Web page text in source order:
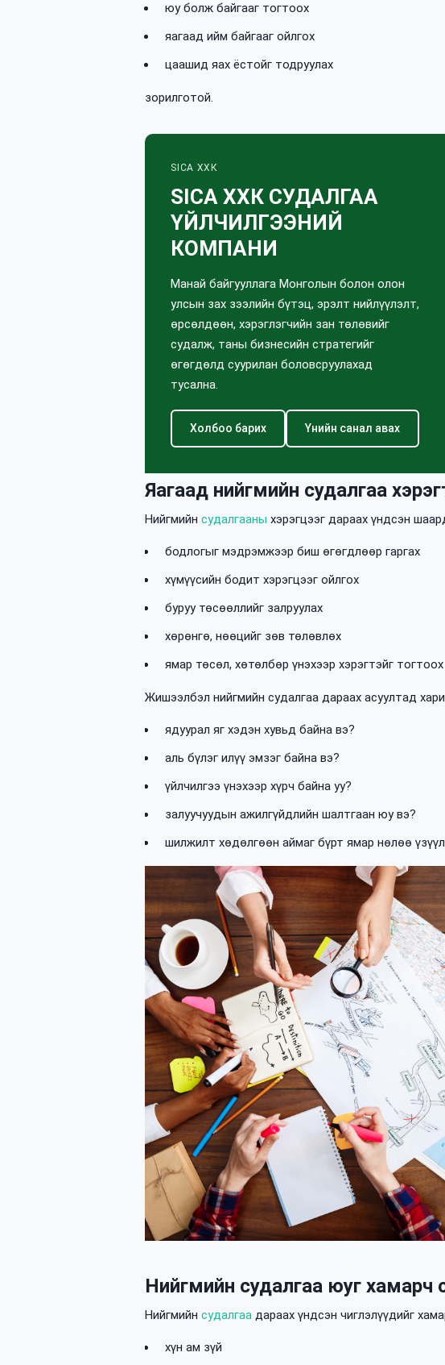
юу болж байгааг тогтоох
яагаад ийм байгааг ойлгох
цаашид яах ёстойг тодруулах
зорилготой.
SICA ХХК
SICA ХХК СУДАЛГАА
ҮЙЛЧИЛГЭЭНИЙ
КОМПАНИ
Манай байгууллага Монголын болон олон
улсын зах зээлийн бүтэц, эрэлт нийлүүлэлт,
өрсөлдөөн, хэрэглэгчийн зан төлөвийг
судалж, таны бизнесийн стратегийг
өгөгдөлд суурилан боловсруулахад
тусална.
Холбоо барих Үнийн санал авах
Яагаад нийгмийн судалгаа
Нийгмийнсудалгааны хэрэгцээг дараах үндсэн
бодлогыг мэдрэмжээр биш өгөгдлөөр гаргах
хүмүүсийн бодит хэрэгцээг ойлгох
буруу төсөөллийг залруулах
хөрөнгө, нөөцийг зөв төлөвлөх
ямар төсөл, хөтөлбөр үнэхээр хэрэгтэйг тогтоох
Жишээлбэл нийгмийн судалгаа дараах асуултад
ядуурал яг хэдэн хувьд байна вэ?
аль бүлэг илүү эмзэг байна вэ?
үйлчилгээ үнэхээр хүрч байна уу?
залуучуудын ажилгүйдлийн шалтгаан юу вэ?
шилжилт хөдөлгөөн аймаг бүрт ямар нөлөө
Нийгмийн судалгаа юуг хамарч
Нийгмийнсудалгаа дараах үндсэн чиглэлүүдийг
хүн ам зүй